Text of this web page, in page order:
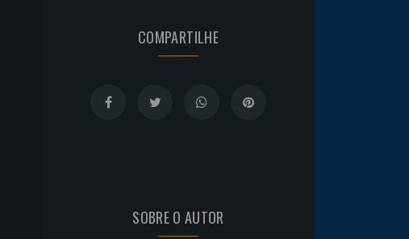
COMPARTILHE
SOBRE O AUTOR